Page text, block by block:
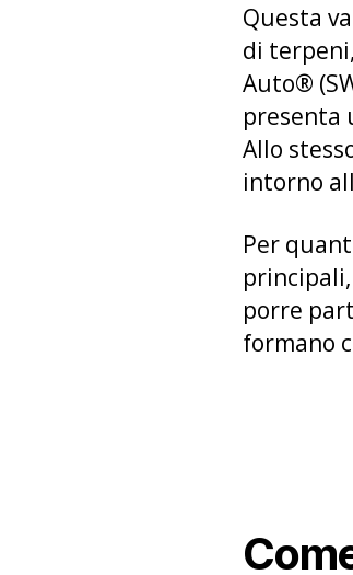
Questa
di
Auto®
presenta
Allo
intorno
Per
porre
formano